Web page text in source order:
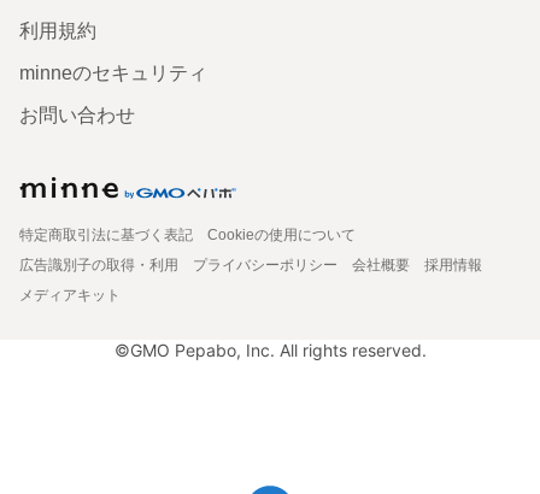
利用規約
minneのセキュリティ
お問い合わせ
特定商取引法に基づく表記
Cookieの使用について
広告識別子の取得・利用
プライバシーポリシー 会社概要
採用情報
メディアキット
©GMO Pepabo, Inc. All rights reserved.